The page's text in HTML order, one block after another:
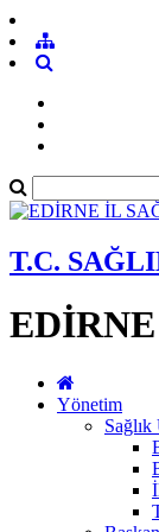
T.C.
Yönetim